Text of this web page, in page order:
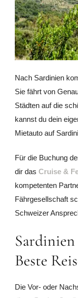
Nach Sardinien
Sie fährt von
Städten auf die
kannst du dein
Mietauto auf
Für die Buchung
dir das Cruise &
kompetenten
Fährgesellschaft
Schweizer
Beste
Die Vor- oder